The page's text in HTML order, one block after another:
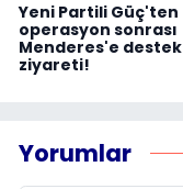
Yeni Partili Güç'ten
operasyon sonrası
Menderes'e destek
ziyareti!
Yorumlar